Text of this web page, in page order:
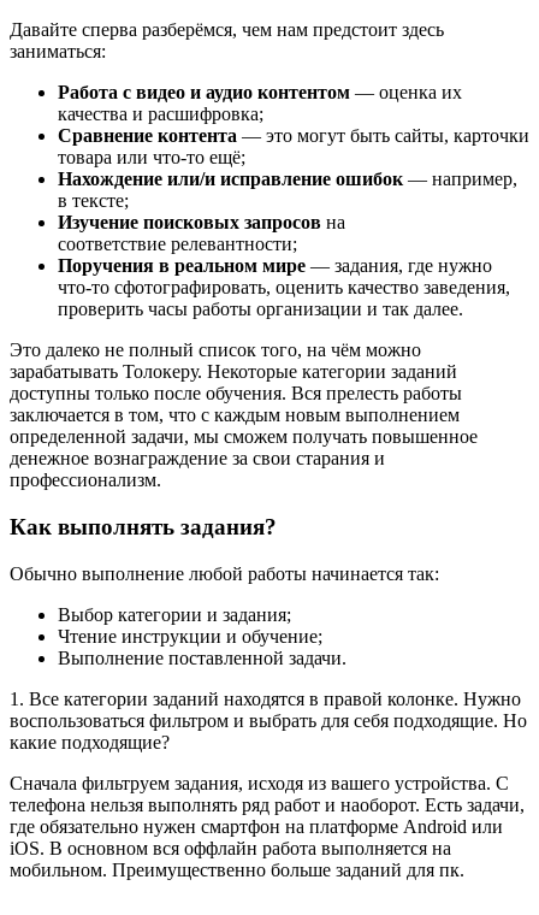
Давайте сперва разберёмся, чем нам предстоит здесь
заниматься:
Работа с видео и аудио контентом — оценка их
качества и расшифровка;
Сравнение контента — это могут быть сайты, карточки
товара или что-то ещё;
Нахождение или/и исправление ошибок — например,
в тексте;
Изучение поисковых запросов на
соответствие релевантности;
Поручения в реальном мире — задания, где нужно
что-то сфотографировать, оценить качество заведения,
проверить часы работы организации и так далее.
Это далеко не полный список того, на чём можно
зарабатывать Толокеру. Некоторые категории заданий
доступны только после обучения. Вся прелесть работы
заключается в том, что с каждым новым выполнением
определенной задачи, мы сможем получать повышенное
денежное вознаграждение за свои старания и
профессионализм.
Как выполнять задания?
Обычно выполнение любой работы начинается так:
Выбор категории и задания;
Чтение инструкции и обучение;
Выполнение поставленной задачи.
1. Все категории заданий находятся в правой колонке. Нужно
воспользоваться фильтром и выбрать для себя подходящие. Но
какие подходящие?
Сначала фильтруем задания, исходя из вашего устройства. С
телефона нельзя выполнять ряд работ и наоборот. Есть задачи,
где обязательно нужен смартфон на платформе Android или
iOS. В основном вся оффлайн работа выполняется на
мобильном. Преимущественно больше заданий для пк.